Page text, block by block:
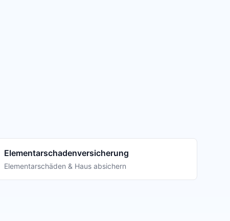
Elementarschadenversicherung
Elementarschäden & Haus absichern